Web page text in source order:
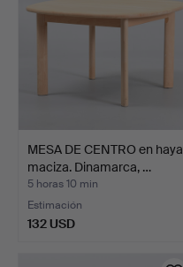
MESA DE CENTRO en haya
maciza. Dinamarca, …
5 horas 10 min
Estimación
132 USD